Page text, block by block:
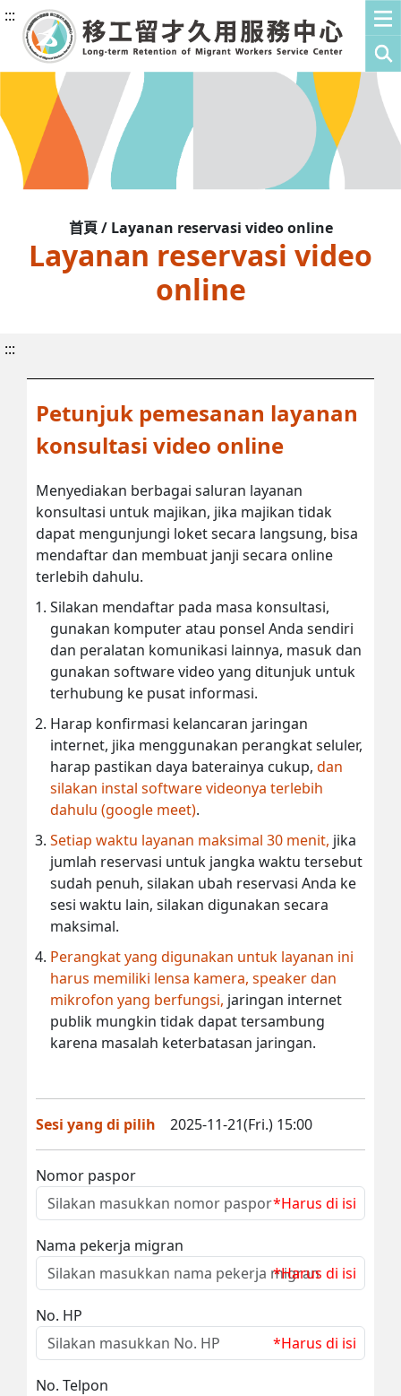
:::
首頁 / Layanan reservasi video online
Layanan reservasi video
online
:::
Petunjuk pemesanan layanan
konsultasi video online
Menyediakan berbagai saluran layanan
konsultasi untuk majikan, jika majikan tidak
dapat mengunjungi loket secara langsung, bisa
mendaftar dan membuat janji secara online
terlebih dahulu.
Silakan mendaftar pada masa konsultasi,
gunakan komputer atau ponsel Anda sendiri
dan peralatan komunikasi lainnya, masuk dan
gunakan software video yang ditunjuk untuk
terhubung ke pusat informasi.
Harap konfirmasi kelancaran jaringan
internet, jika menggunakan perangkat seluler,
harap pastikan daya baterainya cukup, dan
silakan instal software videonya terlebih
dahulu (google meet).
Setiap waktu layanan maksimal 30 menit, jika
jumlah reservasi untuk jangka waktu tersebut
sudah penuh, silakan ubah reservasi Anda ke
sesi waktu lain, silakan digunakan secara
maksimal.
Perangkat yang digunakan untuk layanan ini
harus memiliki lensa kamera, speaker dan
mikrofon yang berfungsi, jaringan internet
publik mungkin tidak dapat tersambung
karena masalah keterbatasan jaringan.
Sesi yang di pilih 2025-11-21(Fri.) 15:00
Nomor paspor
*Harus di isi
Nama pekerja migran
*Harus di isi
No. HP
*Harus di isi
No. Telpon